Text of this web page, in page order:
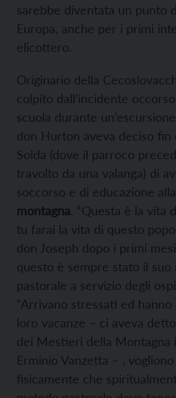
sarebbe diventata un punto
Europa, anche per i primi
elicottero.
Originario della
colpito dall’incidente
scuola durante
don Hurton aveva deciso fin
Solda (dove il parroco
travolto da una valanga) di
soccorso e di educazione alla
montagna. “Questa è la vita
tu farai la vita di questo
don Joseph dopo i primi
questo è sempre stato il suo
pastorale a servizio degli
“Arrivano stressati ed
loro vacanze – ci aveva
dei Mestieri della Montagna
Erminio Vanzetta – ,
fisicamente che